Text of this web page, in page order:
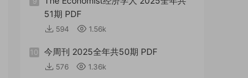
51期 PDF
594 1.56k
10 今周刊 2025全年共50期 PDF
576 1.36k